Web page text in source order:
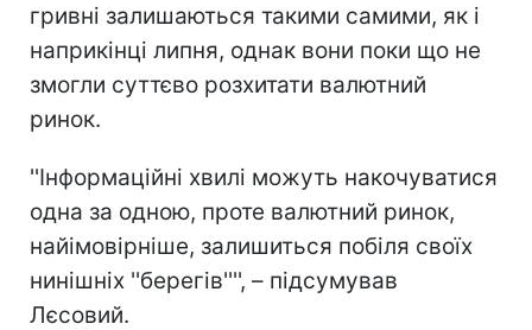
гривні залишаються такими самими, як і
наприкінці липня, однак вони поки що не
змогли суттєво розхитати валютний
ринок.
''Інформаційні хвилі можуть накочуватися
одна за одною, проте валютний ринок,
найімовірніше, залишиться побіля своїх
нинішніх ''берегів'''', – підсумував
Лєсовий.